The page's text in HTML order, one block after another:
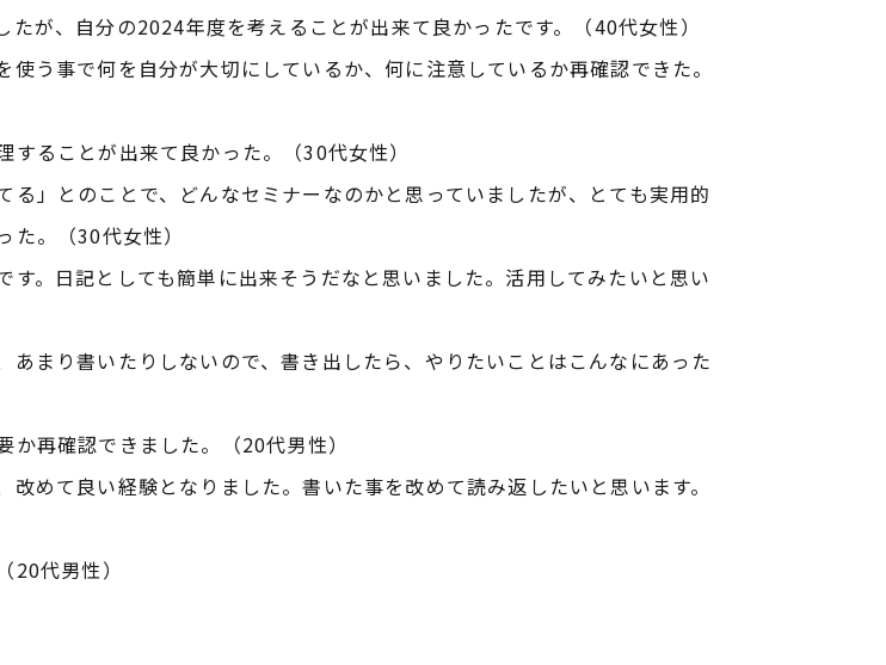
が、自分の2024年度を考えることが出来て良かったです。（40代女性）
う事で何を自分が大切にしているか、何に注意しているか再確認できた。
ることが出来て良かった。（30代女性）
」とのことで、どんなセミナーなのかと思っていましたが、とても実用的
。（30代女性）
。日記としても簡単に出来そうだなと思いました。活用してみたいと思い
まり書いたりしないので、書き出したら、やりたいことはこんなにあった
再確認できました。（20代男性）
めて良い経験となりました。書いた事を改めて読み返したいと思います。
代男性）